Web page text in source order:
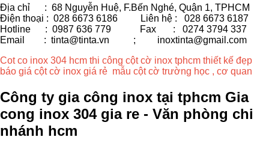
Địa chỉ : 68 Nguyễn Huệ, F.Bến Nghé, Quận 1, TPHCM
Điện thoại : 028 6673 6186
Liên hệ : 028 6673 6187
Hotline : 0987 636 779 Fax
: 0274 3794 337
Email : tinta@tinta.vn ;
inoxtinta@gmail.com
Cot co inox 304 hcm thi công cột cờ inox tphcm thiết kế đẹp
báo giá cột cờ inox giá rẻ mẫu cột cờ trường học , cơ quan
Công ty gia công inox tại tphcm Gia
cong inox 304 gia re - Văn phòng chi
nhánh hcm